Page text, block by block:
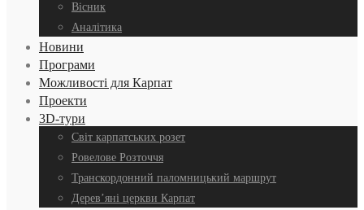
Вісник
Аналітика
Новини
Програми
Можливості для Карпат
Проекти
3D-тури
Світ карпатських розет
Ровелове Розточчя
Транскордонний паломницький маршрут
Дерев’яні церкви Карпат